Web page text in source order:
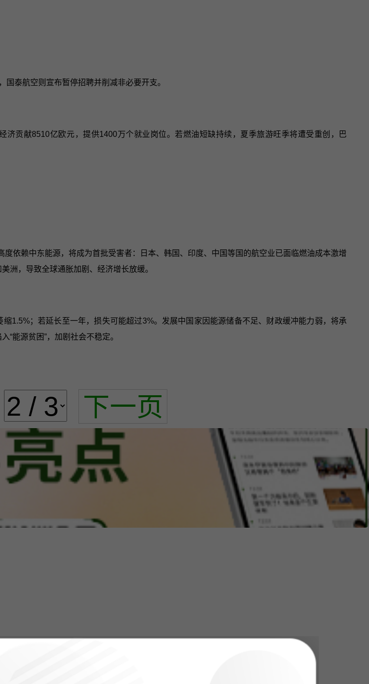
泰航空则宣布暂停招聘并削减非必要开支。
济贡献8510亿欧元，提供1400万个就业岗位。若燃油短缺持续，夏季旅游旺季将遭受重创，巴
度依赖中东能源，将成为首批受害者：日本、韩国、印度、中国等国的航空业已面临燃油成本激增
洲，导致全球通胀加剧、经济增长放缓。
1.5%；若延长至一年，损失可能超过3%。发展中国家因能源储备不足、财政缓冲能力弱，将承
“能源贫困”，加剧社会不稳定。
下一页